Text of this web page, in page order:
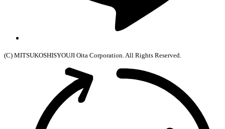
(C) MITSUKOSHISYOUJI Oita Corporation. All Rights Reserved.